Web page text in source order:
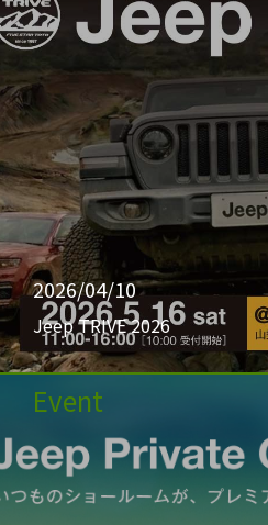
2026/04/10
Jeep TRIVE 2026
Event